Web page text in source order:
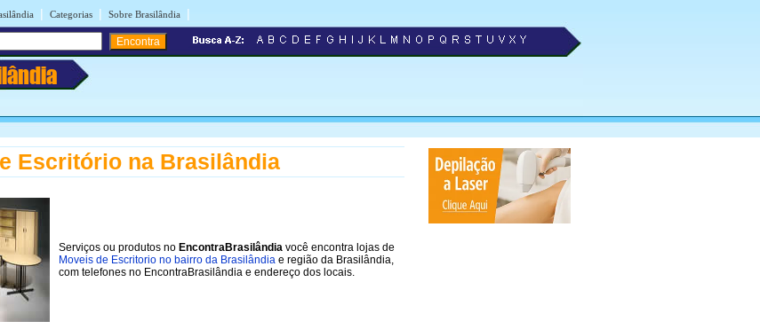
| Categorias | Sobre Brasilândia |
Escritório na Brasilândia
Serviços ou produtos no EncontraBrasilândia você encontra lojas de
Moveis de Escritorio no bairro da Brasilândia e região da Brasilândia,
com telefones no EncontraBrasilândia e endereço dos locais.